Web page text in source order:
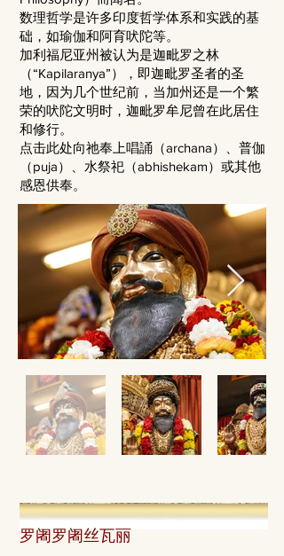
数理哲学是许多印度哲学体系和实践的基
础，如瑜伽和阿育吠陀等。
加利福尼亚州被认为是迦毗罗之林
（“Kapilaranya”），即迦毗罗圣者的圣
地，因为几个世纪前，当加州还是一个繁
荣的吠陀文明时，迦毗罗牟尼曾在此居住
和修行。
点击此处向祂奉上唱誦（archana）、普伽
（puja）、水祭祀（abhishekam）或其他
感恩供奉。
罗阇罗阇丝瓦丽